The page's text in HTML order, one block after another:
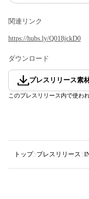
関連リンク
https://hubs.ly/Q018jckD0
ダウンロード
プレスリリース素
このプレスリリース内で使わ
トップ プレスリリース